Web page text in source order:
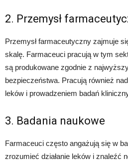
2. Przemysł
Przemysł farmaceutyczny zajmuje
skalę. Farmaceuci pracują w tym
są produkowane zgodnie z
bezpieczeństwa. Pracują również
leków i prowadzeniem badań
3. Badania naukowe
Farmaceuci często angażują się w
zrozumieć działanie leków i znaleźć